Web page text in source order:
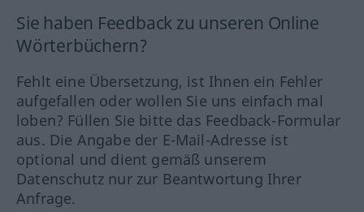
Sie haben Feedback zu unseren Online
Wörterbüchern?
Fehlt eine Übersetzung, ist Ihnen ein Fehler
aufgefallen oder wollen Sie uns einfach mal
loben? Füllen Sie bitte das Feedback-Formular
aus. Die Angabe der E-Mail-Adresse ist
optional und dient gemäß unserem
Datenschutz nur zur Beantwortung Ihrer
Anfrage.